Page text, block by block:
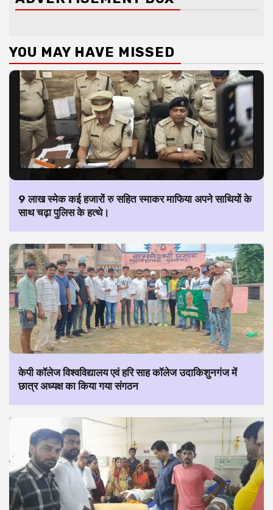
YOU MAY HAVE MISSED
9 लाख स्मेक कई हजारों रु सहित स्माकर माफिया अपने साथियों के
साथ चढ़ा पुलिस के हत्थे।
केपी कॉलेज विश्वविद्यालय एवं हरि साह कॉलेज उदाकिशुनगंज में
छात्र अध्यक्ष का किया गया संगठन